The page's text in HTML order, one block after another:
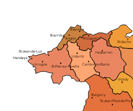
St-Jean-Pied-de-Port
Baigorry
Iholdy
Cambo-les-Bains
Mouguerre
Bidache
Ustaritz
Anglet
Bayonne
Hasparren
St-Pée-sur-Nivelle
Urrugne
Hendaye
St-Jean-de-Luz
Biarritz